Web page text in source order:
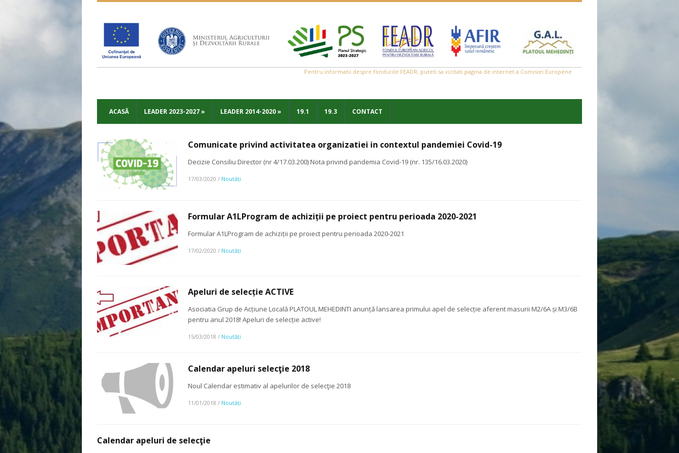
Pentru informatii despre fondurile FEADR, puteti sa vizitati pagina de internet a Comisiei Europene
ACASĂ LEADER 2023-2027» LEADER 2014-2020» 19.1 19.3 CONTACT
Comunicate privind activitatea organizatiei in contextul pandemiei Covid-19
Decizie Consiliu Director (nr 4/17.03.200) Nota privind pandemia Covid-19 (nr. 135/16.03.2020)
17/03/2020 / Noutăți
Formular A1LProgram de achiziții pe proiect pentru perioada 2020-2021
Formular A1LProgram de achiziții pe proiect pentru perioada 2020-2021
17/02/2020 / Noutăți
Apeluri de selecție ACTIVE
Asociatia Grup de Acțiune Locală PLATOUL MEHEDINTI anunță lansarea primului apel de selecție aferent masurii M2/6A și M3/6B
pentru anul 2018! Apeluri de selecție active!
15/03/2018 / Noutăți
Calendar apeluri selecţie 2018
Noul Calendar estimativ al apelurilor de selecţie 2018
11/01/2018 / Noutăți
Calendar apeluri de selecţie